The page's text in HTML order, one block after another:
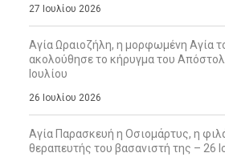
27 Ιουλίου 2026
Αγία Ωραιοζήλη, η μορφωμένη Αγία
ακολούθησε το κήρυγμα του
Ιουλίου
26 Ιουλίου 2026
Αγία Παρασκευή η Οσιομάρτυς, η
θεραπευτής του βασανιστή της – 26